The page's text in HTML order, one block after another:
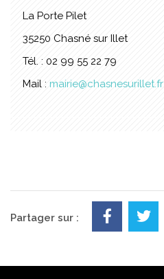
La Porte Pilet
35250 Chasné sur Illet
Tél. : 02 99 55 22 79
Mail : mairie@chasnesurillet.fr
Partager sur :